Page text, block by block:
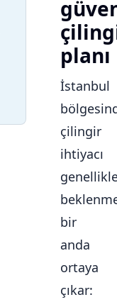
planı
İstanbul
çilingir
ihtiyacı
bir
anda
ortaya
çıkar: